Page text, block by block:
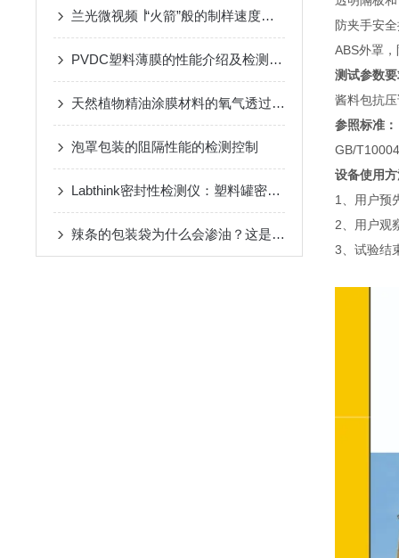
兰光微视频 ∣“火箭”般的制样速度，奥秘竟是这两个小装置
PVDC塑料薄膜的性能介绍及检测设备
天然植物精油涂膜材料的氧气透过性的验证方案
泡罩包装的阻隔性能的检测控制
Labthink密封性检测仪：塑料罐密封泄漏测试原理与应用
辣条的包装袋为什么会渗油？这是什么原因？
防夹手安
ABS外罩
测试参数
酱料包抗
参照标准：
GB/
设备使用
1、用户预
2、用户观
3、试验结